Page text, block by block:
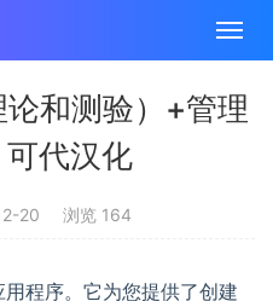
和测验）+管理
代汉化
20 浏览 164
程序。它为您提供了创建